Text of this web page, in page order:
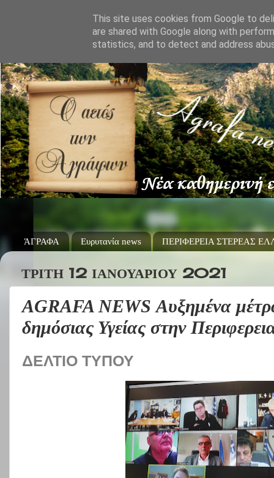
ΆΓΡΑΦΑ Ευρυτανία news ΠΕΡΙΦΕΡΕΙΑ ΣΤΕΡΕΑΣ
ΤΡΊΤΗ 12 ΙΑΝΟΥΑΡΊΟΥ 2021
AGRAFA NEWS Αυξημένα
δημόσιας Υγείας στην
ΔΕΛΤΙΟ ΤΥΠΟΥ
This site uses cookies from Google to
are shared with Google along with
statistics, and to detect and address